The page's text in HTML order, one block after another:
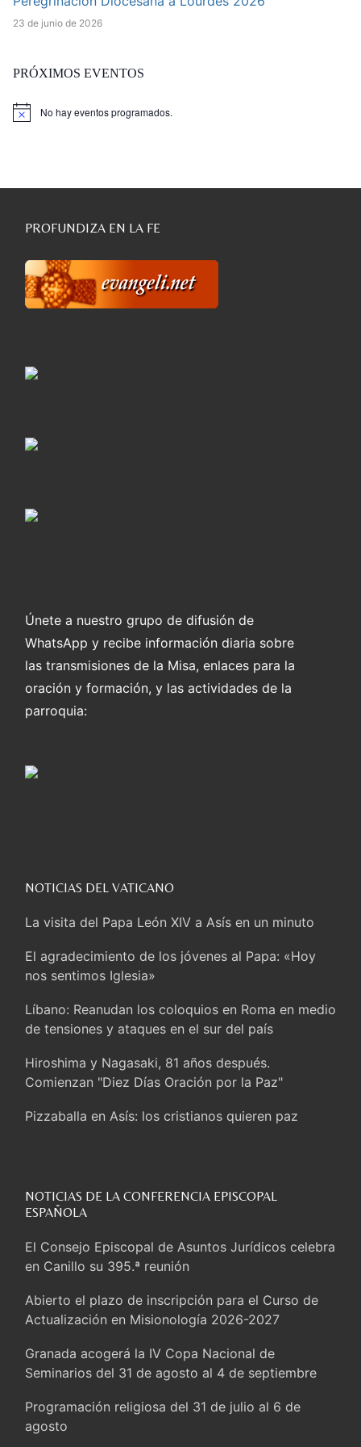
23 de junio de 2026
PRÓXIMOS EVENTOS
Aviso No hay eventos programados.
PROFUNDIZA EN LA FE
Únete a nuestro grupo de difusión de
WhatsApp y recibe información diaria sobre
las transmisiones de la Misa, enlaces para la
oración y formación, y las actividades de la
parroquia:
NOTICIAS DEL VATICANO
La visita del Papa León XIV a Asís en un minuto
El agradecimiento de los jóvenes al Papa: «Hoy
nos sentimos Iglesia»
Líbano: Reanudan los coloquios en Roma en medio
de tensiones y ataques en el sur del país
Hiroshima y Nagasaki, 81 años después.
Comienzan "Diez Días Oración por la Paz"
Pizzaballa en Asís: los cristianos quieren paz
León XIV: La revolución del Evangelio derriba los
La Iglesia en Ceuta: caridad y esperanza frente al
drama migratorio
La visita del Papa a Perú será un tiempo de gracia
reconciliación y esperanza
Cardenal Rossi: “La llegada del Papa León a
Argentina es un homenaje a Francisco”
En Asís, León XIV invita a los jóvenes a «construir
la civilización del amor»
NOTICIAS DE LA CONFERENCIA EPISCOPAL
ESPAÑOLA
El Consejo Episcopal de Asuntos Jurídicos celebra
en Canillo su 395.ª reunión
Abierto el plazo de inscripción para el Curso de
Actualización en Misionología 2026-2027
Granada acogerá la IV Copa Nacional de
Seminarios del 31 de agosto al 4 de septiembre
Programación religiosa del 31 de julio al 6 de
agosto